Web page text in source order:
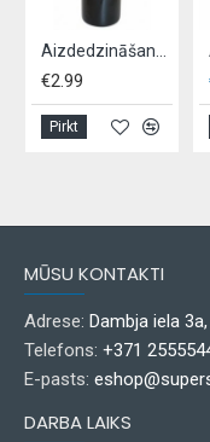
€2.99
Pirkt
MŪSU KONTAKTI
Adrese: Dambja iela
Telefons: +371
E-pasts:
DARBA LAIKS